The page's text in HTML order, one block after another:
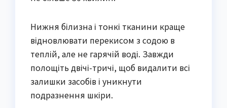
Нижня білизна і тонкі тканини краще
відновлювати перекисом з содою в
теплій, але не гарячій воді. Завжди
полощіть двічі-тричі, щоб видалити всі
залишки засобів і уникнути
подразнення шкіри.